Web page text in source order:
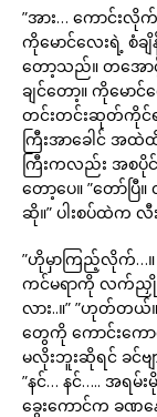
”အား… ကောင်းလို
ကိုမောင်လေးရဲ့ စံခ
တော့သည်။ တအောင့်
ချင်တော့။ ကိုမော
တင်းတင်းဆုတ်ကိုင်ရ
ကြီးအာခေါင် အ
ကြီးကလည်း အစပိုင်
တော့ပေ။ ”တော်ပြီ
ဆို။” ပါးစပ်ထဲက
”ဟိုမှာကြည့်လိုက်…။ ”
ကင်မရာကို လက်ညှိုးထို
လား..။” ”ဟုတ်တယ်
တွေကို ကောင်းကော
မလိုးဘူးဆိုရင် ခင်ဗ
”နင်… နင်….. အရမ်
ခွေးကောင်က ခဏန